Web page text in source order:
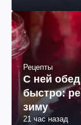
Рецепты
С ней обед
быстро:
зиму
21 час назад